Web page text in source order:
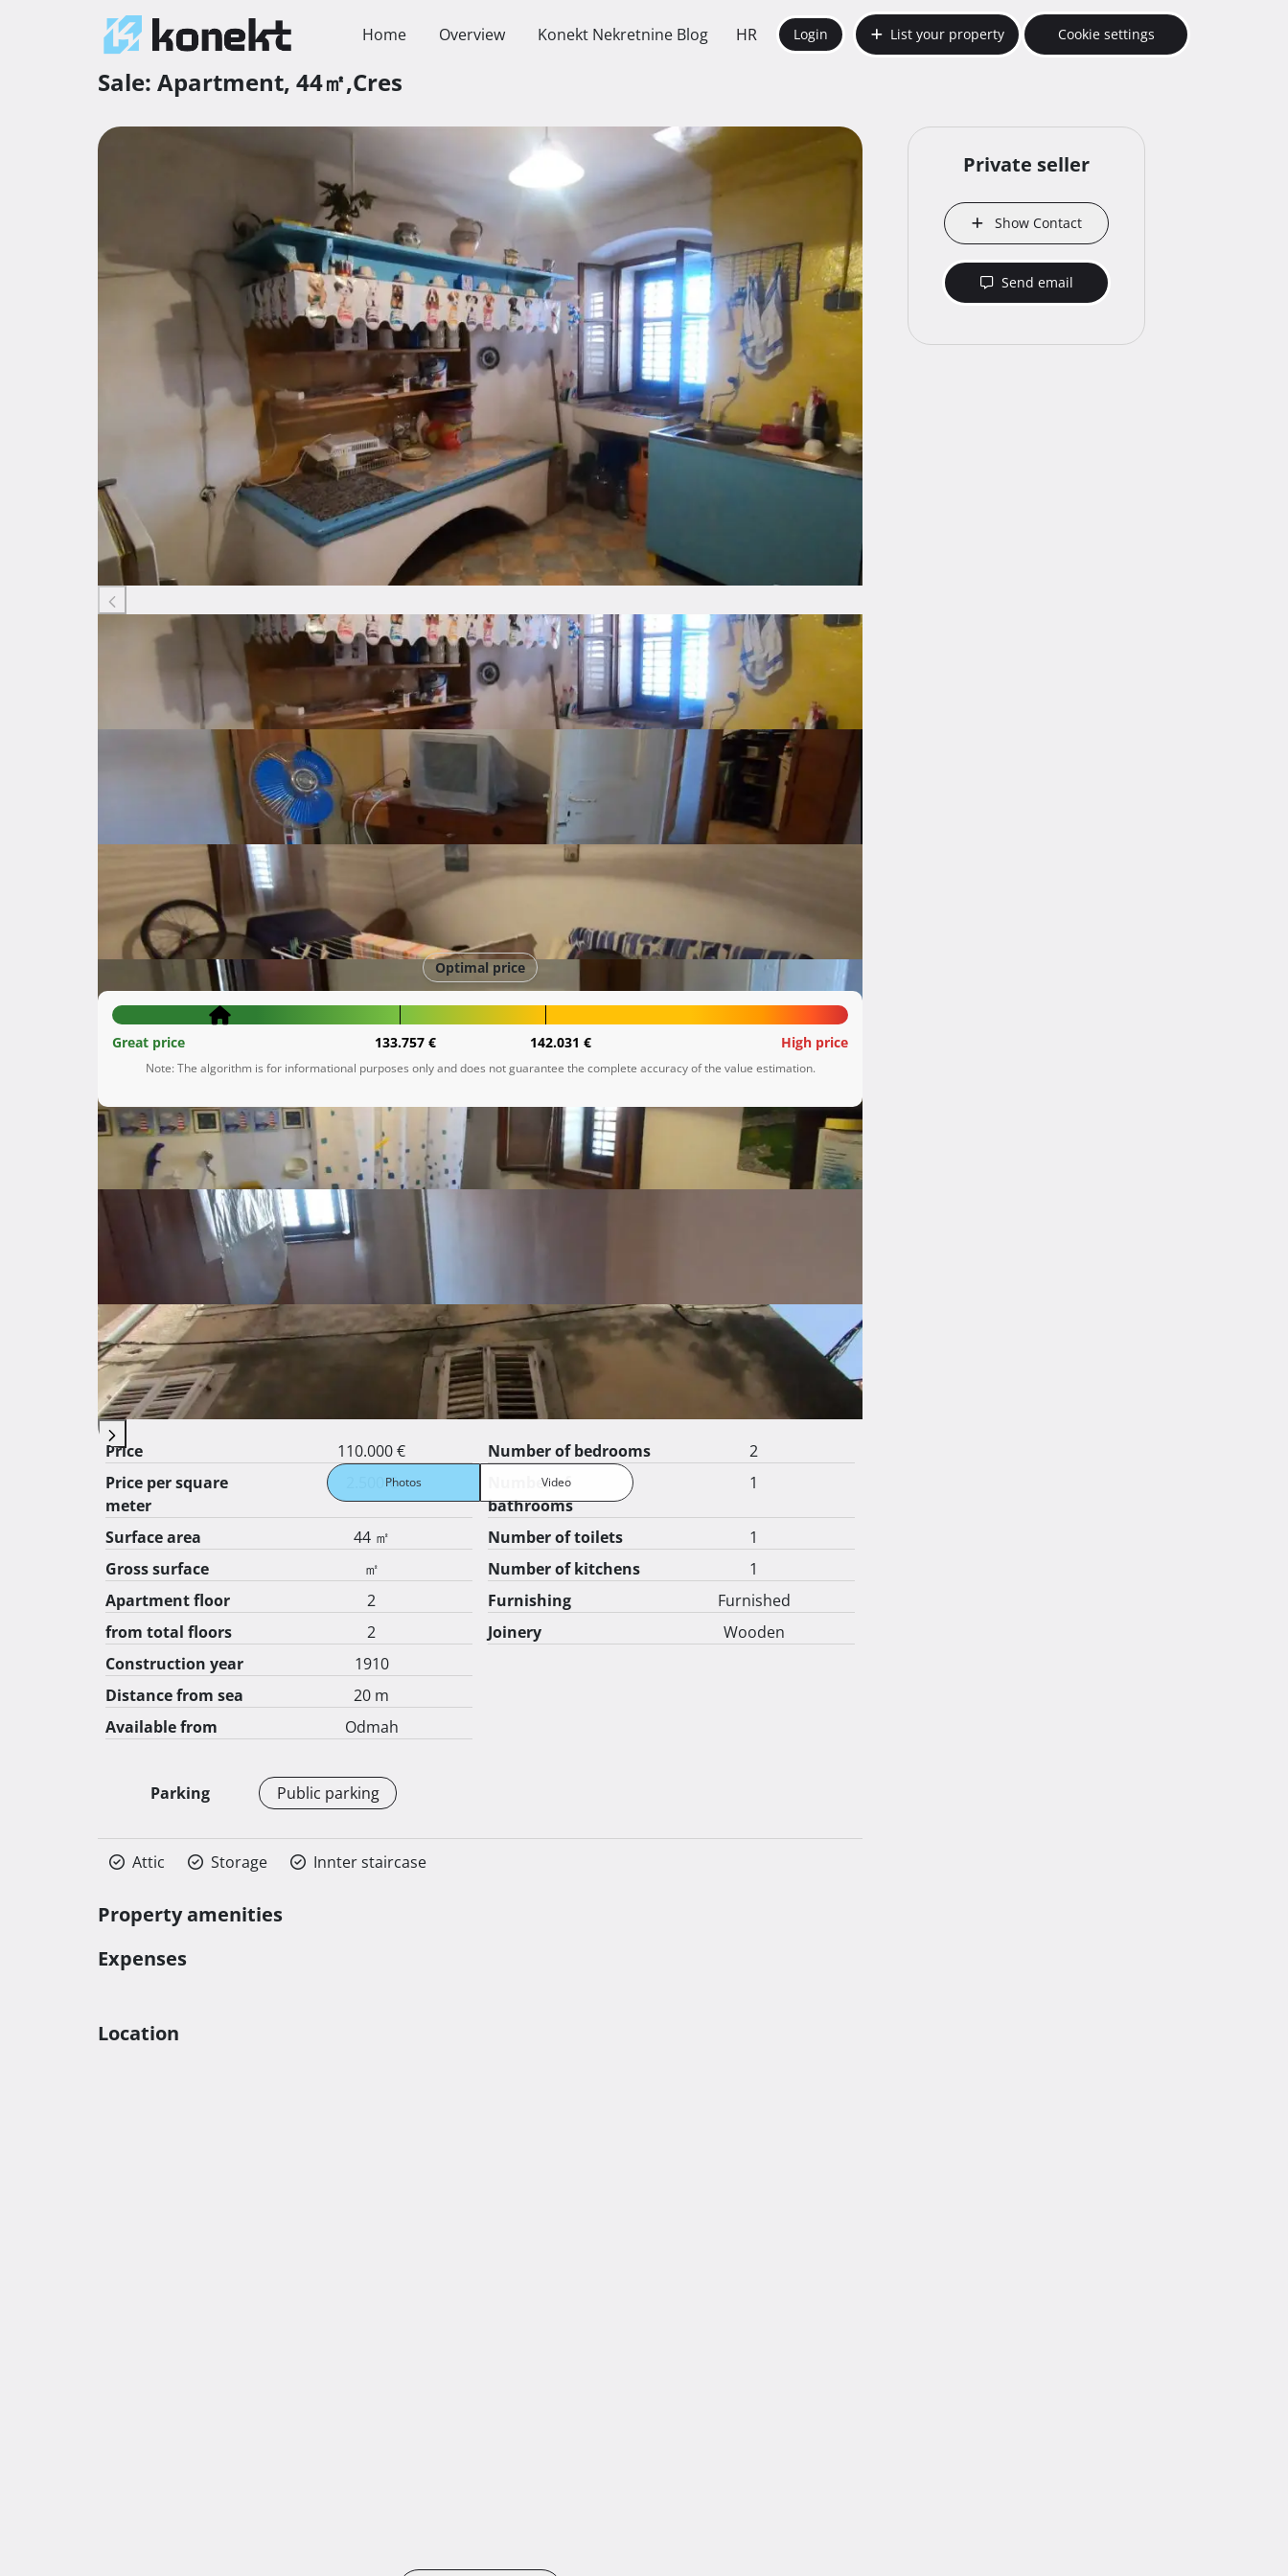
Home Overview Konekt Nekretnine Blog HR Login List your property Cookie settings
Sale: Apartment, 44㎡,Cres
Photos Video
Listing ID: 92458531
Primorsko-goranska županija
110.000 €
Optimal price
Great price 133.757 € 142.031 € High price
Note: The algorithm is for informational purposes only and does not guarantee the complete accuracy of the value estimation.
Description
Prodaje se stan, smješten na 2. katu zgrade, površine 44 m2, u staroj povijesnoj jezgri grada Cresa. Za
renovaciju, prodaje se s kompletnim namještajem. Zgrada je oslonjena na Creski muzej, u strogom centru
grada, a od rive je udaljen 100 m. Sastoji se od kuhinje s blagovaonicom, dvije spavaće sobe, kupaonicom i
hodnikom. Iz stana se može ući u potkrovlje / tavan, koje služi kao spremište.
Iako je stan smješten u samom centru grada, lokacija je dosta mirna čak i u špici turističke sezone.
Molimo zvati na broj 0912939299
Show more
Basic features
General info about the listing
Price
110.000 €
Price per square
meter
2.500 €
Surface area
44 ㎡
Gross surface
㎡
Apartment floor
2
from total floors
2
Construction year
1910
Distance from sea
20 m
Available from
Odmah
Number of bedrooms
2
Number of
bathrooms
1
Number of toilets
1
Number of kitchens
1
Furnishing
Furnished
Joinery
Wooden
Parking Public parking
Attic Storage Innter staircase
Property amenities
Expenses
Location
Private seller
Show Contact
Send email